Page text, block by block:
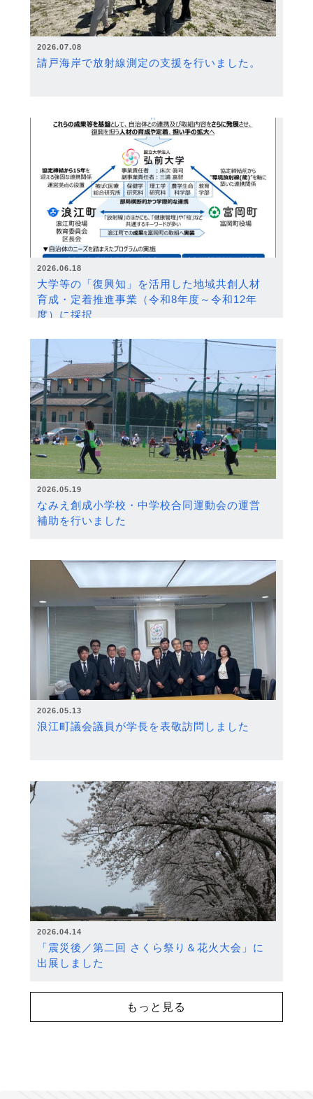
2026.07.08
請戸海岸で放射線測定の支援を行いました。
2026.06.18
大学等の「復興知」を活用した地域共創人材
育成・定着推進事業（令和8年度～令和12年
度）に採択
2026.05.19
なみえ創成小学校・中学校合同運動会の運営
補助を行いました
2026.05.13
浪江町議会議員が学長を表敬訪問しました
2026.04.14
「震災後／第二回 さくら祭り＆花火大会」に
出展しました
もっと見る